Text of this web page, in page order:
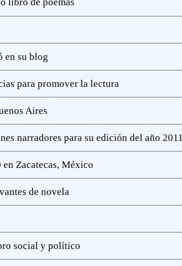
libro de poemas
en su blog
para promover la lectura
Aires
narradores para su edición del año 2011
Zacatecas, México
de novela
social y político